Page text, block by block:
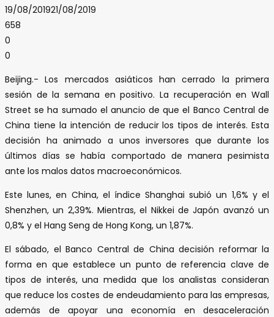
19/08/201921/08/2019
658
0
0
Beijing.- Los mercados asiáticos han cerrado la primera
sesión de la semana en positivo. La recuperación en Wall
Street se ha sumado el anuncio de que el Banco Central de
China tiene la intención de reducir los tipos de interés. Esta
decisión ha animado a unos inversores que durante los
últimos días se había comportado de manera pesimista
ante los malos datos macroeconómicos.
Este lunes, en China, el índice Shanghai subió un 1,6% y el
Shenzhen, un 2,39%. Mientras, el Nikkei de Japón avanzó un
0,8% y el Hang Seng de Hong Kong, un 1,87%.
El sábado, el Banco Central de China decisión reformar la
forma en que establece un punto de referencia clave de
tipos de interés, una medida que los analistas consideran
que reduce los costes de endeudamiento para las empresas,
además de apoyar una economía en desaceleración